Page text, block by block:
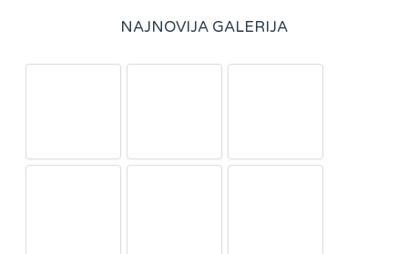
NAJNOVIJA GALERIJA